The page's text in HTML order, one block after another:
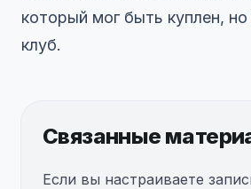
который мог быть куплен,
клуб.
Связанные
Если вы настраиваете